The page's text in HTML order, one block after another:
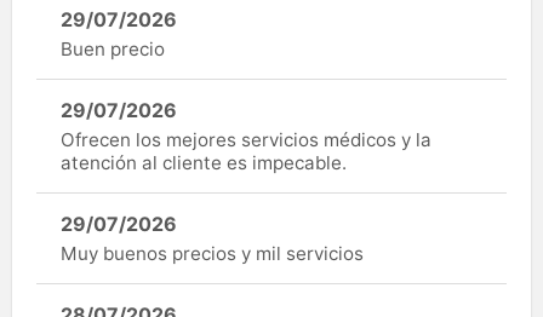
29/07/2026
Buen precio
29/07/2026
Ofrecen los mejores servicios médicos y la
atención al cliente es impecable.
29/07/2026
Muy buenos precios y mil servicios